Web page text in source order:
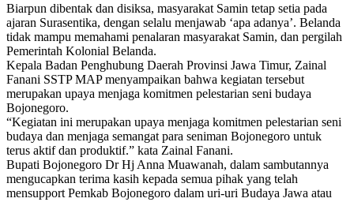
Biarpun dibentak dan disiksa, masyarakat Samin tetap setia pada
ajaran Surasentika, dengan selalu menjawab ‘apa adanya’. Belanda
tidak mampu memahami penalaran masyarakat Samin, dan pergilah
Pemerintah Kolonial Belanda.
Kepala Badan Penghubung Daerah Provinsi Jawa Timur, Zainal
Fanani SSTP MAP menyampaikan bahwa kegiatan tersebut
merupakan upaya menjaga komitmen pelestarian seni budaya
Bojonegoro.
“Kegiatan ini merupakan upaya menjaga komitmen pelestarian seni
budaya dan menjaga semangat para seniman Bojonegoro untuk
terus aktif dan produktif.” kata Zainal Fanani.
Bupati Bojonegoro Dr Hj Anna Muawanah, dalam sambutannya
mengucapkan terima kasih kepada semua pihak yang telah
mensupport Pemkab Bojonegoro dalam uri-uri Budaya Jawa atau